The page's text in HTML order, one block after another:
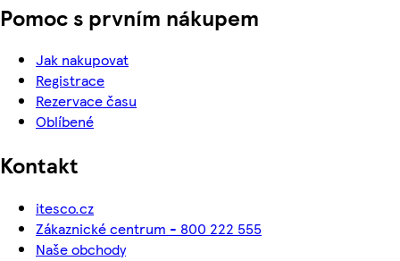
Pomoc s prvním nákupem
Jak nakupovat
Registrace
Rezervace času
Oblíbené
Kontakt
itesco.cz
Zákaznické centrum - 800 222 555
Naše obchody